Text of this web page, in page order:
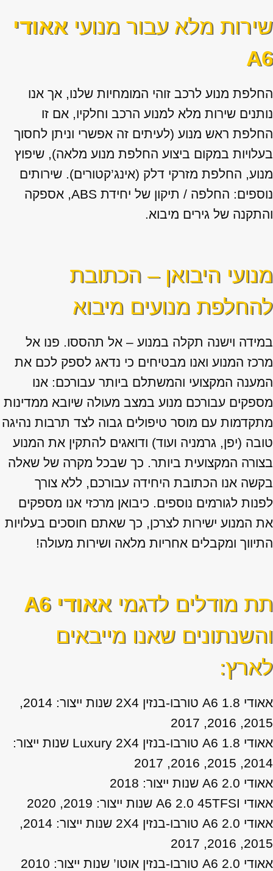
שירות מלא עבור מנועי אאודי
A6
החלפת מנוע לרכב זוהי המומחיות שלנו, אך אנו
נותנים שירות מלא למנוע הרכב וחלקיו, אם זו
החלפת ראש מנוע (לעיתים זה אפשרי וניתן לחסוך
בעלויות במקום ביצוע החלפת מנוע מלאה), שיפוץ
מנוע, החלפת מזרקי דלק (אינג’קטורים). שירותים
נוספים: החלפה / תיקון של יחידת ABS, אספקה
והתקנה של גירים מיבוא.
מנועי היבואן – הכתובת
להחלפת מנועים מיבוא
במידה וישנה תקלה במנוע – אל תהססו. פנו אל
מרכז המנוע ואנו מבטיחים כי נדאג לספק לכם את
המענה המקצועי והמשתלם ביותר עבורכם: אנו
מספקים עבורכם מנוע במצב מעולה שיובא ממדינות
מתקדמות עם מוסר טיפולים גבוה לצד תרבות נהיגה
טובה (יפן, גרמניה ועוד) ודואגים להתקין את המנוע
בצורה המקצועית ביותר. כך שבכל מקרה של שאלה
בקשה אנו הכתובת היחידה עבורכם, ללא צורך
לפנות לגורמים נוספים. כיבואן מרכזי אנו מספקים
את המנוע ישירות לצרכן, כך שאתם חוסכים בעלויות
התיווך ומקבלים אחריות מלאה ושירות מעולה!
תת מודלים לדגמי אאודי A6
והשנתונים שאנו מייבאים
לארץ:
אאודי A6 1.8 טורבו-בנזין 2X4 שנות ייצור: 2014,
2015, 2016, 2017
אאודי A6 1.8 טורבו-בנזין Luxury 2X4 שנות ייצור:
2014, 2015, 2016, 2017
אאודי A6 2.0 שנות ייצור: 2018
אאודי A6 2.0 45TFSI שנות ייצור: 2019, 2020
אאודי A6 2.0 טורבו-בנזין 2X4 שנות ייצור: 2014,
2015, 2016, 2017
אאודי A6 2.0 טורבו-בנזין אוטו’ שנות ייצור: 2010